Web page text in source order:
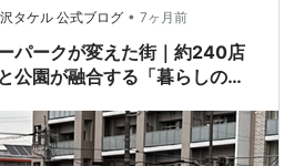
録伸びず。 そん…
タケル 公式ブログ • 7ヶ月前
パークが変えた街｜約240店
公園が融合する「暮らしのテ